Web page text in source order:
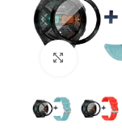
Click to